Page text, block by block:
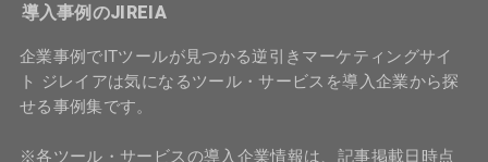
導入事例のJIREIA
企業事例でITツールが見つかる逆引きマーケティングサイ
ト ジレイアは気になるツール・サービスを導入企業から探
せる事例集です。
※各ツール・サービスの導入企業情報は、記事掲載日時点